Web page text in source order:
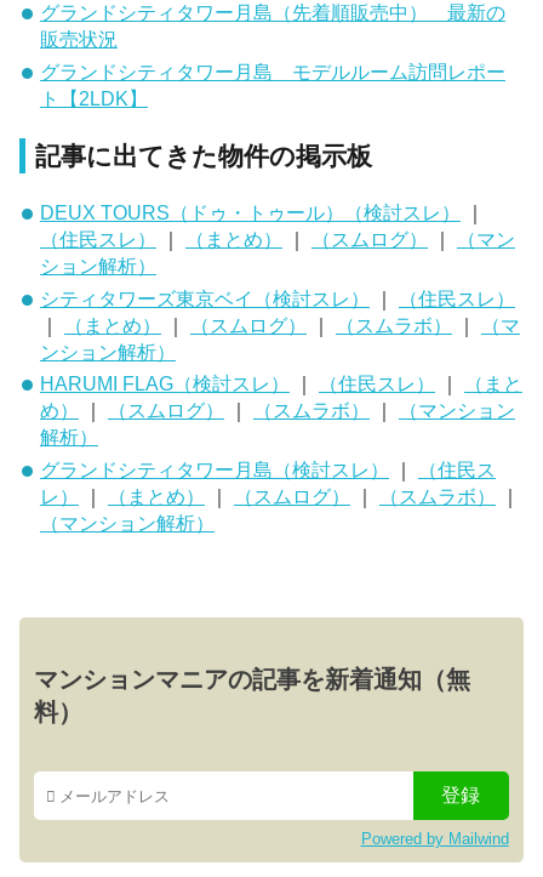
グランドシティタワー月島（先着順販売中） 最新の
販売状況
グランドシティタワー月島 モデルルーム訪問レポー
ト【2LDK】
記事に出てきた物件の掲示板
DEUX TOURS（ドゥ・トゥール）（検討スレ）
｜
（住民スレ）
｜ （まとめ） ｜ （スムログ） ｜
（マン
ション解析）
シティタワーズ東京ベイ（検討スレ）
｜
（住民スレ）
｜
（まとめ） ｜ （スムログ） ｜ （スムラボ） ｜
（マ
ンション解析）
HARUMI FLAG（検討スレ）
（住民スレ）
（まと
め）
（スムログ） （スムラボ）
（マンション
解析）
グランドシティタワー月島（検討スレ）
｜
（住民ス
レ）
｜ （まとめ） ｜ （スムログ） ｜ （スムラボ）
｜
（マンション解析）
マンションマニアの記事を新着通知（無
料）
Powered by Mailwind